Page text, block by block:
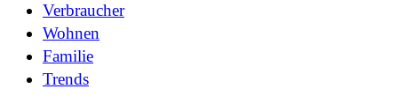
Verbraucher
Wohnen
Familie
Trends